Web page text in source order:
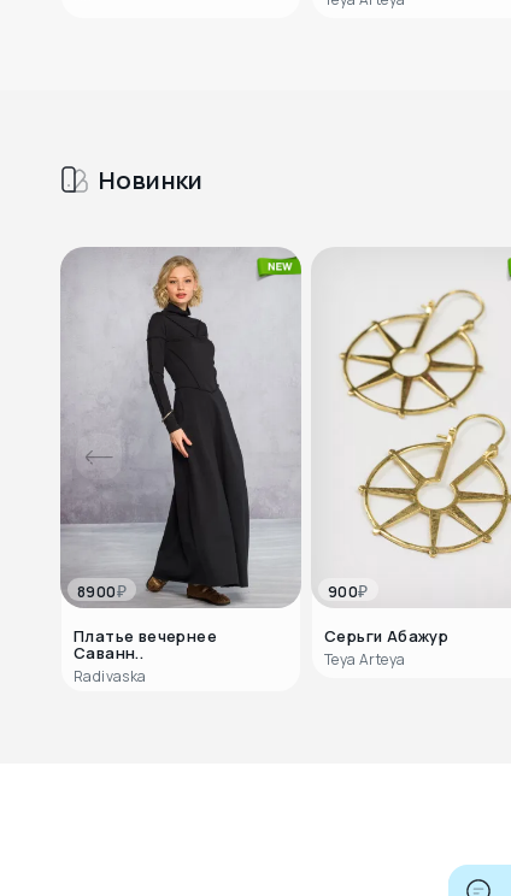
Новинки
8900₽
Платье вечернее
Саванн..
Radivaska
900₽
Серьги Абажур
Teya Arteya